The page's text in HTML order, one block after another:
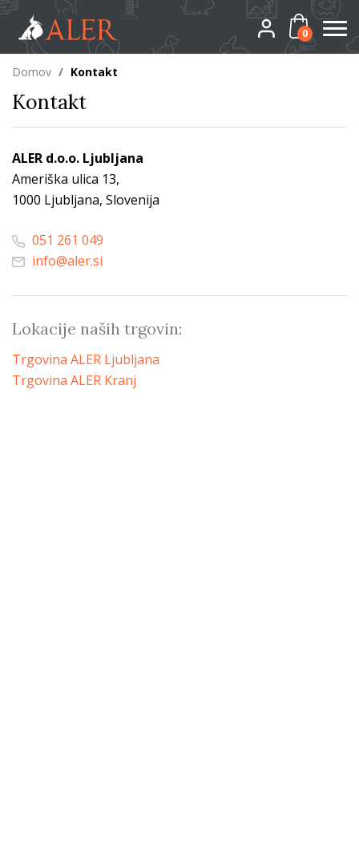
0
Domov / Kontakt
Kontakt
ALER d.o.o. Ljubljana
Ameriška ulica 13,
1000 Ljubljana, Slovenija
051 261 049
info@aler.si
Lokacije naših trgovin:
Trgovina ALER Ljubljana
Trgovina ALER Kranj